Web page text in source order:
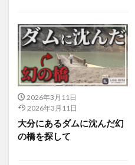
2026年3月11日
2026年3月11日
大分にあるダムに沈んだ幻
の橋を探して
別府市
別府観光
古着
台湾料理 和定
国東市
地獄めぐり
夏祭り
外貨両替機
大分グルメ
大分三好ヴァイセアドラー
大分県
大分駅近く
大神ファーム